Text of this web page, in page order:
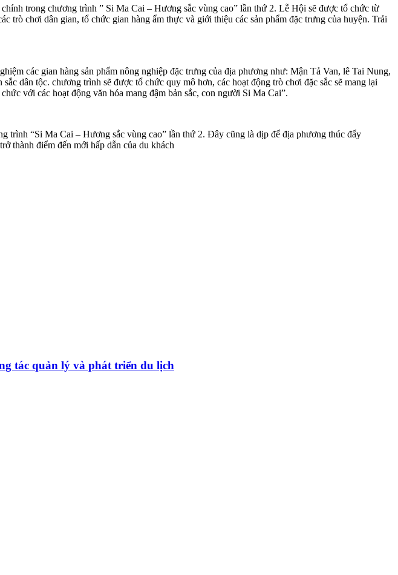
trong chương trình ” Si Ma Cai – Hương sắc vùng cao” lần thứ 2. Lễ Hội sẽ được tổ chức từ
trò chơi dân gian, tổ chức gian hàng ẩm thực và giới thiệu các sản phẩm đặc trưng của huyện. Trải
các gian hàng sản phẩm nông nghiệp đặc trưng của địa phương như: Mận Tả Van, lê Tai Nung,
dân tộc. chương trình sẽ được tổ chức quy mô hơn, các hoạt động trò chơi đặc sắc sẽ mang lại
với các hoạt động văn hóa mang đậm bản sắc, con người Si Ma Cai”.
trình “Si Ma Cai – Hương sắc vùng cao” lần thứ 2. Đây cũng là dịp để địa phương thúc đẩy
thành điểm đến mới hấp dẫn của du khách
tác quản lý và phát triển du lịch